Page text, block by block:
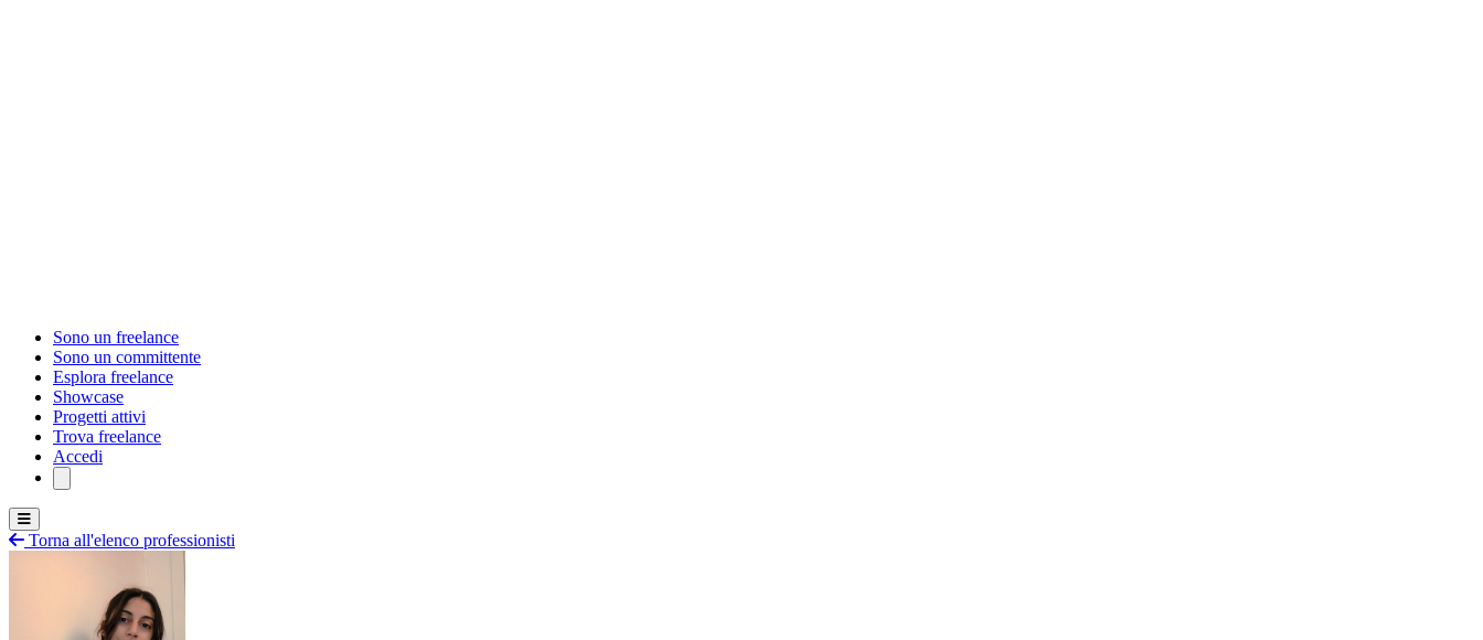
Sono un freelance
Sono un committente
Esplora freelance
Showcase
Progetti attivi
Trova freelance
Accedi
Torna all'elenco professionisti